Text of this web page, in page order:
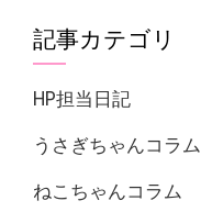
記事カテゴリ
HP担当日記
うさぎちゃんコラム
ねこちゃんコラム